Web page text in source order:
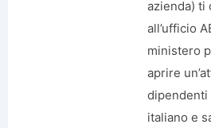
azienda) ti
all’ufficio
ministero
aprire
dipendenti
italiano e